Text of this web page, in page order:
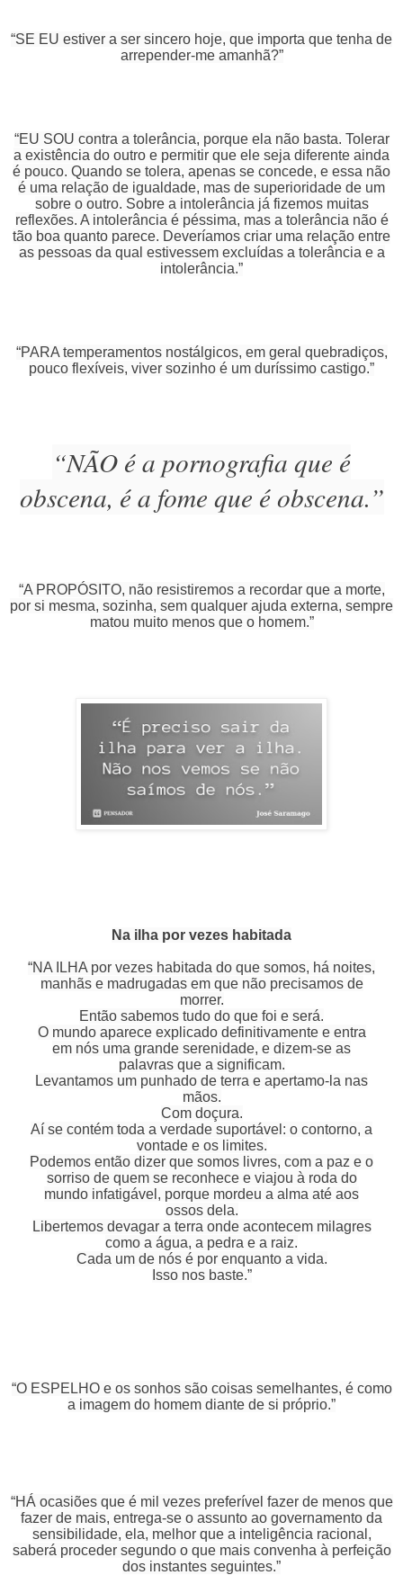
“SE EU estiver a ser sincero hoje, que importa que tenha de
arrepender-me amanhã?”
“EU SOU contra a tolerância, porque ela não basta. Tolerar
a existência do outro e permitir que ele seja diferente ainda
é pouco. Quando se tolera, apenas se concede, e essa não
é uma relação de igualdade, mas de superioridade de um
sobre o outro. Sobre a intolerância já fizemos muitas
reflexões. A intolerância é péssima, mas a tolerância não é
tão boa quanto parece. Deveríamos criar uma relação entre
as pessoas da qual estivessem excluídas a tolerância e a
intolerância.”
“PARA temperamentos nostálgicos, em geral quebradiços,
pouco flexíveis, viver sozinho é um duríssimo castigo.”
“NÃO é a pornografia que é
obscena, é a fome que é obscena.”
“A PROPÓSITO, não resistiremos a recordar que a morte,
por si mesma, sozinha, sem qualquer ajuda externa, sempre
matou muito menos que o homem.”
Na ilha por vezes habitada
“NA ILHA por vezes habitada do que somos, há noites,
manhãs e madrugadas em que não precisamos de
morrer.
Então sabemos tudo do que foi e será.
O mundo aparece explicado definitivamente e entra
em nós uma grande serenidade, e dizem-se as
palavras que a significam.
Levantamos um punhado de terra e apertamo-la nas
mãos.
Com doçura.
Aí se contém toda a verdade suportável: o contorno, a
vontade e os limites.
Podemos então dizer que somos livres, com a paz e o
sorriso de quem se reconhece e viajou à roda do
mundo infatigável, porque mordeu a alma até aos
ossos dela.
Libertemos devagar a terra onde acontecem milagres
como a água, a pedra e a raiz.
Cada um de nós é por enquanto a vida.
Isso nos baste.”
“O ESPELHO e os sonhos são coisas semelhantes, é como
a imagem do homem diante de si próprio.”
“HÁ ocasiões que é mil vezes preferível fazer de menos que
fazer de mais, entrega-se o assunto ao governamento da
sensibilidade, ela, melhor que a inteligência racional,
saberá proceder segundo o que mais convenha à perfeição
dos instantes seguintes.”